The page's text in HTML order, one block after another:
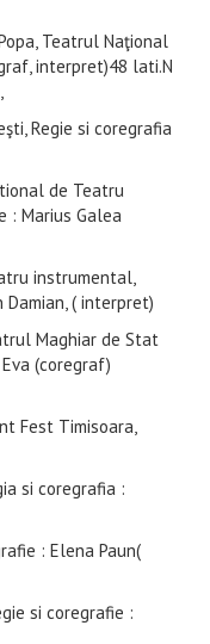
Teatrul Naţional
interpret)48 lati.N
Regie si coregrafia
de Teatru
: Marius Galea
instrumental,
( interpret)
Maghiar de Stat
(coregraf)
Fest Timisoara,
si coregrafia :
: Elena Paun(
si coregrafie :